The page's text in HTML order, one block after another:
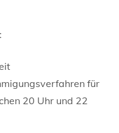
für
20 Uhr und 22